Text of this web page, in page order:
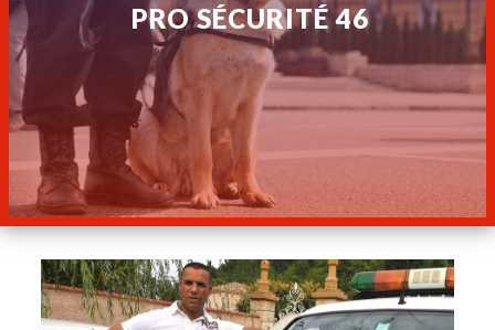
PRO SÉCURITÉ 46